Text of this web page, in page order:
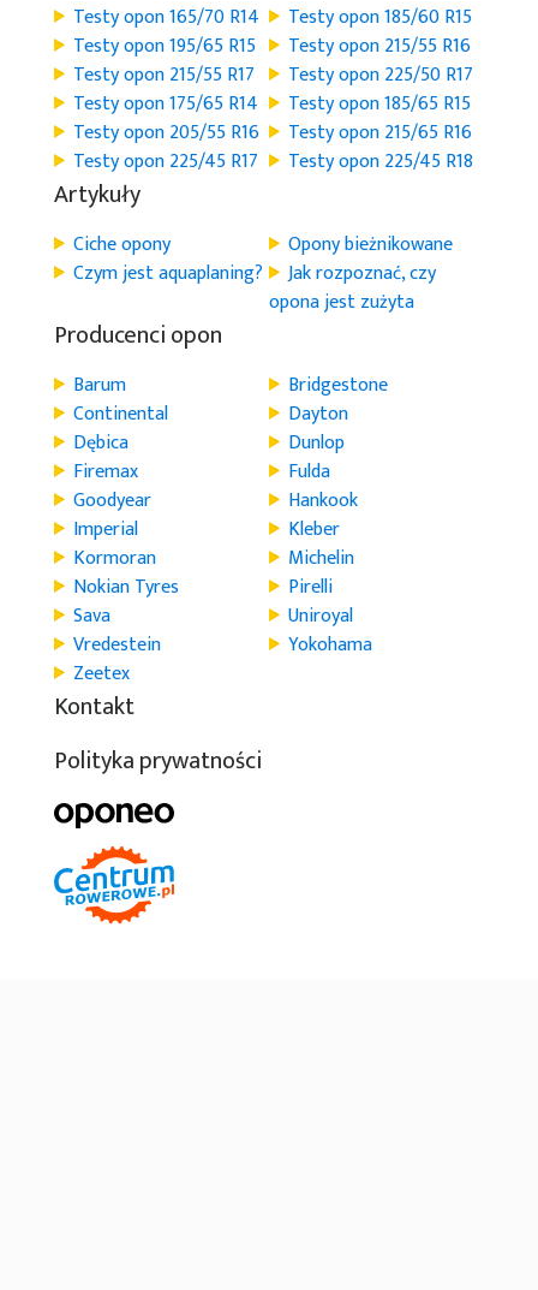
Testy opon 165/70 R14
Testy opon 185/60 R15
Testy opon 195/65 R15
Testy opon 215/55 R16
Testy opon 215/55 R17
Testy opon 225/50 R17
Testy opon 175/65 R14
Testy opon 185/65 R15
Testy opon 205/55 R16
Testy opon 215/65 R16
Testy opon 225/45 R17
Testy opon 225/45 R18
Artykuły
Ciche opony
Opony bieżnikowane
Czym jest aquaplaning?
Jak rozpoznać, czy
opona jest zużyta
Producenci opon
Barum
Bridgestone
Continental
Dayton
Dębica
Dunlop
Firemax
Fulda
Goodyear
Hankook
Imperial
Kleber
Kormoran
Michelin
Nokian Tyres
Pirelli
Sava
Uniroyal
Vredestein
Yokohama
Zeetex
Kontakt
Polityka prywatności